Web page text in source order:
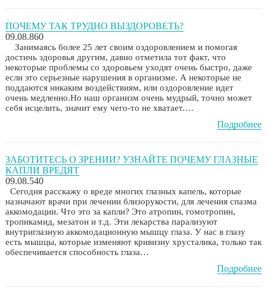
ПОЧЕМУ ТАК ТРУДНО ВЫЗДОРОВЕТЬ?
09.08.860
Занимаясь более 25 лет своим оздоровлением и помогая
достичь здоровья другим, давно отметила тот факт, что
некоторые проблемы со здоровьем уходят очень быстро, даже
если это серьезные нарушения в организме. А некоторые не
поддаются никаким воздействиям, или оздоровление идет
очень медленно.Но наш организм очень мудрый, точно может
себя исцелить, значит ему чего-то не хватает.…
Подробнее
ЗАБОТИТЕСЬ О ЗРЕНИИ? УЗНАЙТЕ ПОЧЕМУ ГЛАЗНЫЕ
КАПЛИ ВРЕДЯТ
09.08.540
Сегодня расскажу о вреде многих глазных капель, которые
назначают врачи при лечении близорукости, для лечения спазма
аккомодации. Что это за капли? Это атропин, гомотропин,
тропикамид, мезатон и т.д. Эти лекарства парализуют
внутриглазную аккомодационную мышцу глаза. У нас в глазу
есть мышцы, которые изменяют кривизну хрусталика, только так
обеспечивается способность глаза…
Подробнее